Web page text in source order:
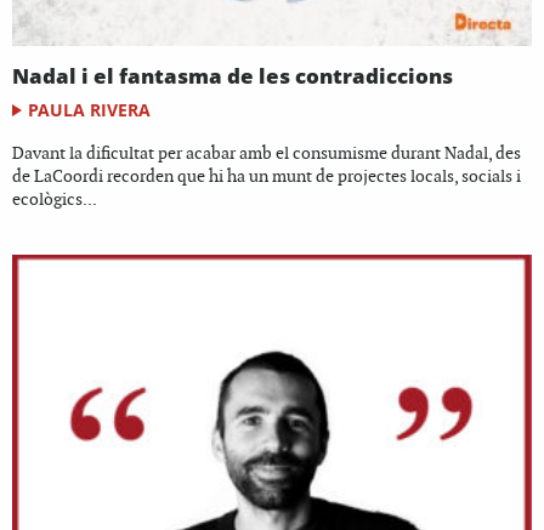
Nadal i el fantasma de les contradiccions
PAULA RIVERA
Davant la dificultat per acabar amb el consumisme durant Nadal, des
de LaCoordi recorden que hi ha un munt de projectes locals, socials i
ecològics...